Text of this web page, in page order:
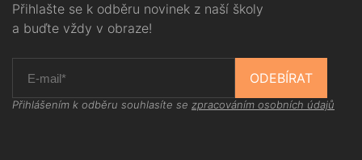
Přihlašte se k odběru novinek z naší školy
a buďte vždy v obraze!
ODEBÍRAT
Přihlášením k odběru souhlasíte se zpracováním osobních údajů